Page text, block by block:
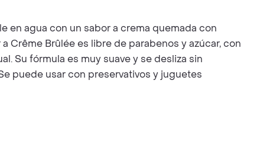
en agua con un sabor a crema quemada con
Crême Brûlée es libre de parabenos y azúcar, con
Su fórmula es muy suave y se desliza sin
puede usar con preservativos y juguetes